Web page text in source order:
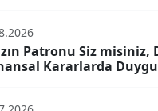
Patronu Siz misiniz,
Kararlarda